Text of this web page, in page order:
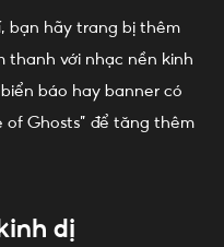
bạn hãy trang bị thêm
thanh với nhạc nền kinh
báo hay banner có
of Ghosts” để tăng thêm
dị